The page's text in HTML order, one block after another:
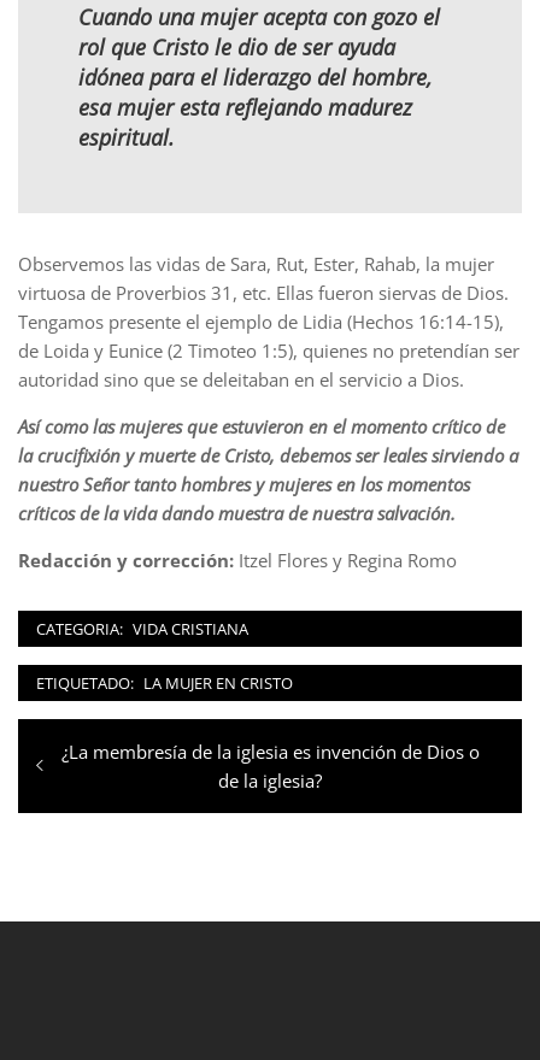
Cuando una mujer acepta con gozo el
rol que Cristo le dio de ser ayuda
idónea para el liderazgo del hombre,
esa mujer esta reflejando madurez
espiritual.
Observemos las vidas de Sara, Rut, Ester, Rahab, la mujer
virtuosa de Proverbios 31, etc. Ellas fueron siervas de Dios.
Tengamos presente el ejemplo de Lidia (Hechos 16:14-15),
de Loida y Eunice (2 Timoteo 1:5), quienes no pretendían ser
autoridad sino que se deleitaban en el servicio a Dios.
Así como las mujeres que estuvieron en el momento crítico de
la crucifixión y muerte de Cristo, debemos ser leales sirviendo a
nuestro Señor tanto hombres y mujeres en los momentos
críticos de la vida dando muestra de nuestra salvación.
Redacción y corrección: Itzel Flores y Regina Romo
CATEGORIA: VIDA CRISTIANA
ETIQUETADO: LA MUJER EN CRISTO
Navegación
de
entradas
Entrada
¿La membresía de la iglesia es invención de Dios o
de la iglesia?